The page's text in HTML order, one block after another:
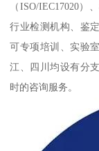
（ISO/IEC17020
行业检测机构、鉴
可专项培训、实验
江、四川均设有分
时的咨询服务。